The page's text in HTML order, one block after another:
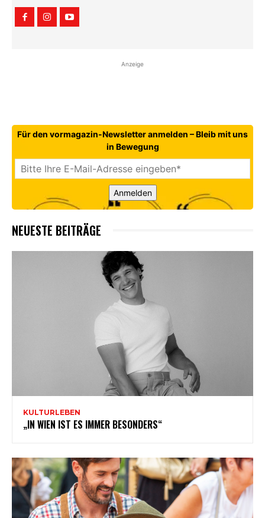
Anzeige
Für den vormagazin-Newsletter anmelden – Bleib mit uns
in Bewegung
Anmelden
NEUESTE BEITRÄGE
KULTURLEBEN
„IN WIEN IST ES IMMER BESONDERS“